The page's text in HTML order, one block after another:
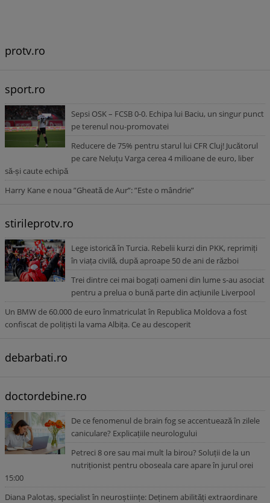
protv.ro
sport.ro
Sepsi OSK – FCSB 0-0. Echipa lui Baciu, un singur punct
pe terenul nou-promovatei
Reducere de 75% pentru starul lui CFR Cluj! Jucătorul
pe care Neluțu Varga cerea 4 milioane de euro, liber
să-și caute echipă
Harry Kane e noua ”Gheată de Aur”: ”Este o mândrie”
stirileprotv.ro
Lege istorică în Turcia. Rebelii kurzi din PKK, reprimiți
în viața civilă, după aproape 50 de ani de război
Trei dintre cei mai bogați oameni din lume s-au asociat
pentru a prelua o bună parte din acțiunile Liverpool
Un BMW de 60.000 de euro înmatriculat în Republica Moldova a fost
confiscat de polițiști la vama Albița. Ce au descoperit
debarbati.ro
doctordebine.ro
De ce fenomenul de brain fog se accentuează în zilele
caniculare? Explicațiile neurologului
Petreci 8 ore sau mai mult la birou? Soluții de la un
nutriționist pentru oboseala care apare în jurul orei
15:00
Diana Palotaș, specialist în neuroștiințe: Deținem abilități extraordinare